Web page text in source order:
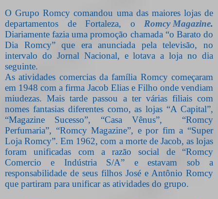
O Grupo Romcy comandou uma das maiores lojas de
departamentos de Fortaleza, o Romcy Magazine.
Diariamente fazia uma promoção chamada “o Barato do
Dia Romcy” que era anunciada pela televisão, no
intervalo do Jornal Nacional, e lotava a loja no dia
seguinte.
As atividades comercias da família Romcy começaram
em 1948 com a firma Jacob Elias e Filho onde vendiam
miudezas. Mais tarde passou a ter várias filiais com
nomes fantasias diferentes como, as lojas “A Capital”,
“Magazine Sucesso”, “Casa Vênus”,
“Romcy
Perfumaria”, “Romcy Magazine”, e por fim a “Super
Loja Romcy”. Em 1962, com a morte de Jacob, as lojas
foram unificadas com a razão social de “Romcy
Comercio e Indústria S/A” e estavam sob a
responsabilidade de seus filhos José e Antônio Romcy
que partiram para unificar as atividades do grupo.